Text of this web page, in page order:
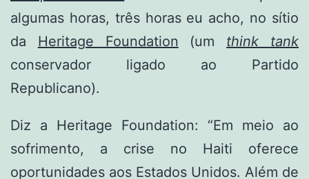
algumas horas, três horas eu acho, no sítio
da Heritage Foundation (um think tank
conservador ligado ao Partido
Republicano).
Diz a Heritage Foundation: “Em meio ao
sofrimento, a crise no Haiti oferece
oportunidades aos Estados Unidos. Além de